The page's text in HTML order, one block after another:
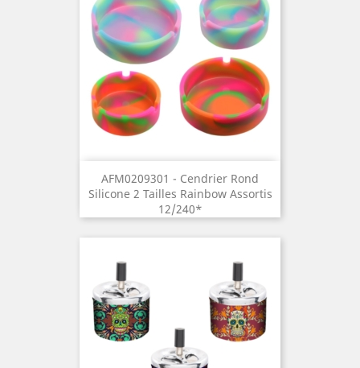
AFM0209301 - Cendrier Rond
Silicone 2 Tailles Rainbow Assortis
12/240*